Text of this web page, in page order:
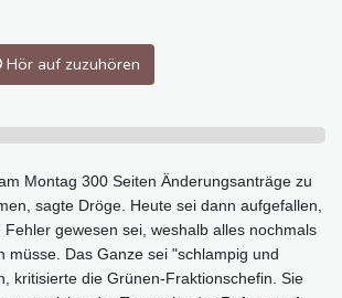
Hör auf zuzuhören
Montag 300 Seiten Änderungsanträge zu
sagte Dröge. Heute sei dann aufgefallen,
gewesen sei, weshalb alles nochmals
müsse. Das Ganze sei "schlampig und
kritisierte die Grünen-Fraktionschefin. Sie